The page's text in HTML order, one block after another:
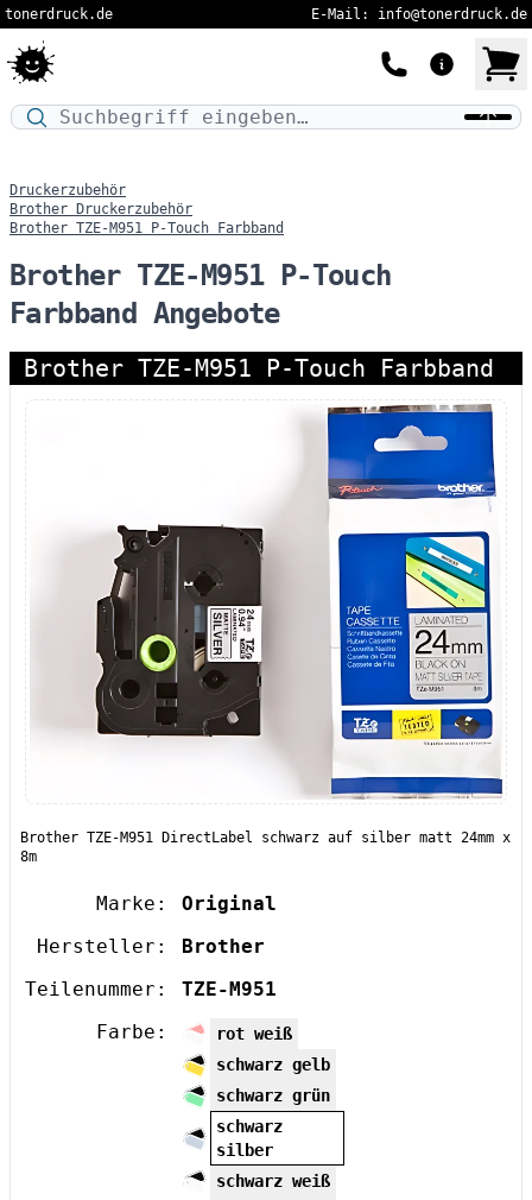
tonerdruck.de E-Mail: info@tonerdruck.de
Druckermodell oder Produktnamen eingeben…
Druckerzubehör
Brother Druckerzubehör
Brother TZE-M951 P-Touch Farbband
Brother TZE-M951 P-Touch
Farbband Angebote
Brother TZE-M951 P-Touch Farbband
Brother TZE-M951 DirectLabel schwarz auf silber matt 24mm x
8m
Marke:
Original
Hersteller:
Brother
Teilenummer:
TZE-M951
Farbe:
rot weiß
schwarz gelb
schwarz grün
schwarz
silber
schwarz weiß